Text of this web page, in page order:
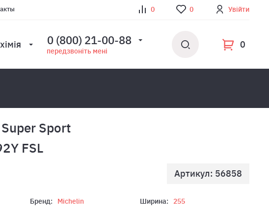
0 0 Увійти
0 (800) 21-00-88
передзвоніть мені
0
Sport
FSL
Артикул: 56858
Бренд: Michelin Ширина:
255